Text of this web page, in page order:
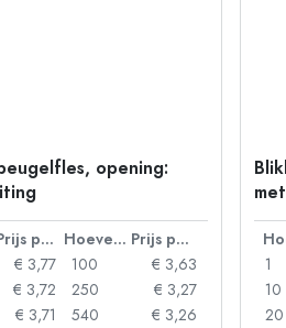
opening:
Prijs per eenheid Hoeveelheid
Prijs per eenheid
€ 3,77
€ 3,72
€ 3,71
100
€ 3,63
250
€ 3,27
540
€ 3,26
1
10
20